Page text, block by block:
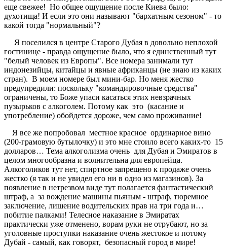
еще свежее! Но общее ощущение после Киева было:
духотища! И если это они называют "бархатным сезоном" - то
какой тогда "нормальный"?
Я поселился в центре Старого Дубая в довольно неплохой
гостинице - правда ощущение было, что я единственный тут
"белый человек из Европы". Все номера занимали тут
индонезийцы, китайцы и явные африканцы (не знаю из каких
стран). В моем номере был мини-бар. Но меня жестко
предупредили: поскольку "командировочные средства"
ограничены, то Боже упаси касаться этих невзрачных
пузырьков с алкоголем. Потому как это (касание и
употребление) обойдется дороже, чем само проживание!
Я все же попробовал местное красное ординарное вино
(200-грамовую бутылочку) и это мне стоило всего каких-то 15
долларов… Тема алкоголизма очень для Дубая и Эмиратов в
целом многообразна и волнительна для европейца.
Алкоголиков тут нет, спиртное запрещено к продаже очень
жестко (я так и не увидел его ни в одно из магазинов). За
появление в нетрезвом виде тут полагается фантастический
штраф, а за вождение машины пьяным - штраф, тюремное
заключение, лишение водительских прав на три года и…
побитие палками! Телесное наказание в Эмиратах
практически уже отменено, ворам руки не отрубают, но за
уголовные проступки наказание очень жестокое и потому
Дубай - самый, как говорят, безопасный город в мире!